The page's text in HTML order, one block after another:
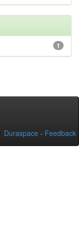
1
Duraspace - Feedback